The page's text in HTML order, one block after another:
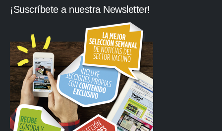
¡Suscríbete a nuestra Newsletter!